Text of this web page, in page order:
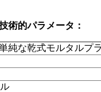
術的パラメータ：
純な乾式モルタルプ